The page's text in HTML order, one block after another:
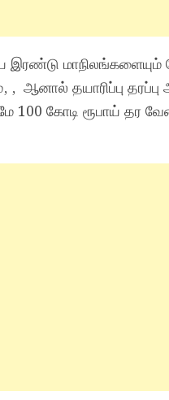
மாநிலங்களையும்
, ஆனால் தயாரிப்பு
100 கோடி ரூபாய் தர